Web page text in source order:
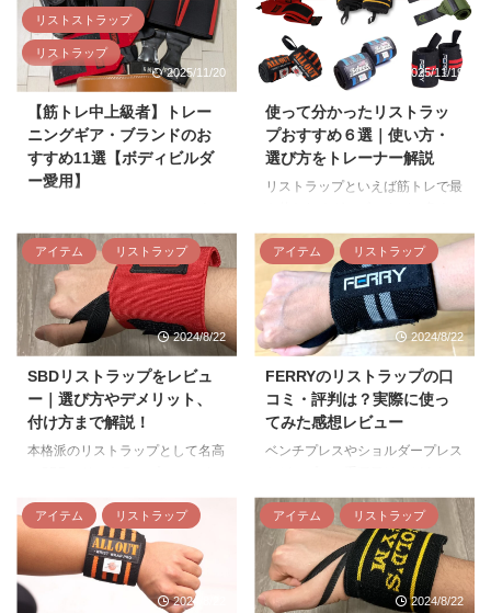
のような疑問をお持ちの方に向
け、TOPPERGEARを購入した筆
者が使用感や口コミ評判、他社と
の比較などを紹介します。
徴 TOPPERGEARリストラップ
の特徴を紹介します。 硬さ・長
さで複数種類ある 色の種類が豊
富 硬さ・長さで複数種類ある
さ、長さで3種類に分かれていま
す。 TOPPERGEARプロ（スタ
ンダード） TOPPERGEA ...
どを解説します。 リストラップ
の使い方でお悩みの方はぜひ参考
にしてみてください。 リストラ
ップで得られる筋トレ効果 リス
し、怪我予防に繋がる効果が期待
できます。 特に素手でベンチプ
レスを行う場合、手首が寝すぎた
り曲げすぎたりすることで手首や
固定され、フォームを維持したま
ま胸や腕、肩などの種目に集中 ...
リストストラップ
リストラップ
2025/11/20
【筋トレ中上級者】トレー
ニングギア・ブランドのお
すすめ11選【ボディビルダ
ー愛用】
ってくると、ギアにもこだわりた
くなりますよね。 このように思
う方も多いでしょう。 そこで今
回は一流のボディビルダー、フィ
ジーカーも愛用している高品質な
トレーニングギアやブランド・怪
を種類ごとに紹介します。 機能
性、耐久性で優れており、初心
者〜中上級者全般におすすめのも
のを選りすぐったのでぜひ参考に
ルト：ゴールドジム エルボース
リーブ：SBD、AZLIV ニースリー
ブ：SBD、ゴリラ ...
2025/11/19
使って分かったリストラッ
プおすすめ６選｜使い方・
選び方をトレーナー解説
リストラップといえば筋トレで最
ブランドがありどれがいいか悩む
もの。 そこで今回は数々のリス
トラップを試してきた筆者が、そ
の中から厳選した5つを紹介して
いきます。 リストラップの選び
方・比較ポイント リストラップ
を選び方と比較ポイントを紹介し
ます。 リストラップを巻いた時
の硬さ リストラップの長さ・サ
イズ リストラップを巻いた時の
硬さ リストラップはメーカーご
ットは以下の通りです。 メリッ
ト デメリット 硬い 保護力が ...
アイテム リストラップ
2024/8/22
SBDリストラップをレビュ
ー｜選び方やデメリット、
付け方まで解説！
本格派のリストラップとして名高
今回は筆者がSBDリストラップを
使用してみた感想や、付け方、サ
イズ選びのポイントなどを紹介し
ていきます。 他のリストラップ
と比較したい方はリストラップの
アイテム リストラップ
2024/8/22
FERRYのリストラップの口
コミ・評判は？実際に使っ
てみた感想レビュー
ベンチプレスやショルダープレス
も手首を痛めやすいです。 この
ような種目を行う際は、リストラ
ップを装着して手首をしっかり固
定しておくのがおすすめ。 そこ
で今回は、実際に筆者が使用して
いるFERRYというメーカーのリ
アイテム リストラップ
2024/8/22
アイテム リストラップ
2024/8/22